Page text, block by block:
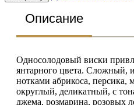
Описание
Односолодовый виски
янтарного цвета. Сложный,
нотками абрикоса, персика,
округлый, деликатный, с
джема, розмарина, розовых